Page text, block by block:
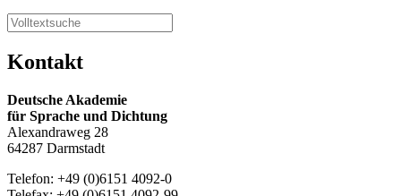
Kontakt
Deutsche Akademie
für Sprache und Dichtung
Alexandraweg 28
64287 Darmstadt
Telefon: +49 (0)6151 4092-0